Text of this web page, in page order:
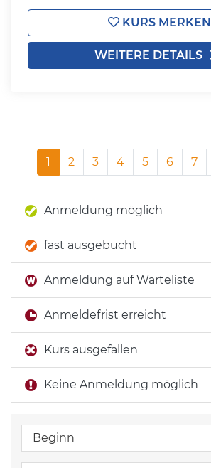
KURS MERKEN
WEITERE DETAILS
1 2 3 4 5 6 7
Anmeldung möglich
fast ausgebucht
Anmeldung auf Warteliste
Anmeldefrist erreicht
Kurs ausgefallen
Keine Anmeldung möglich
Beginn